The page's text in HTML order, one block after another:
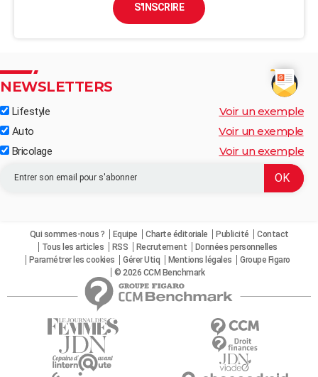
S'INSCRIRE
NEWSLETTERS
Lifestyle Voir un exemple
Auto Voir un exemple
Bricolage Voir un exemple
Qui sommes-nous ? Equipe Charte éditoriale Publicité
Contact
Tous les articles
RSS Recrutement
Données personnelles
Paramétrer les cookies
Gérer Utiq Mentions légales
Groupe Figaro
© 2026 CCM Benchmark